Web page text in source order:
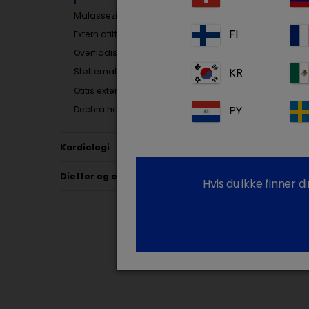
Malassezia dermatitt
Extern otitt
Overfladisk pyodermi
Støttemateriell Dermatologi
Otitis externa med gjærsopp
Dechra har løsningen for otitis externa
Kardiologi
Dietter og ernæring
FI
KR
PY
Hvis du ikke finner